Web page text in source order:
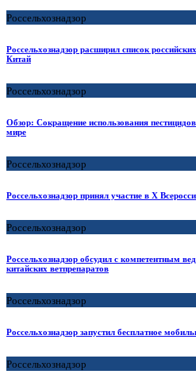
Россельхознадзор
Россельхознадзор расширил список
Китай
Россельхознадзор
Обзор: Сокращение использования
мире
Россельхознадзор
Россельхознадзор принял участие в X
Россельхознадзор
Россельхознадзор обсудил с компетентным
китайских ветпрепаратов
Россельхознадзор
Россельхознадзор запустил бесплатное
Россельхознадзор